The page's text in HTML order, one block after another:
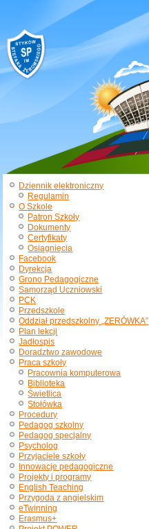
Dziennik elektroniczny
Regulamin
O Szkole
Patron Szkoły
Dokumenty
Certyfikaty
Osiągnięcia
Facebook
Dyrekcja
Grono Pedagogiczne
Samorząd Uczniowski
PCK
Przedszkole
Oddział przedszkolny „ZERÓWKA”
Plan lekcji
Jadłospis
Doradztwo zawodowe
Praca szkoły
Pracownia komputerowa
Biblioteka
Świetlica
Stołówka
Procedury
Pedagog szkolny
Pedagog specjalny
Psycholog
Przyjaciele szkoły
Innowacje pedagogiczne
Projekty i programy
English Teaching
Przygoda z angielskim
eTwinning
Erasmus+